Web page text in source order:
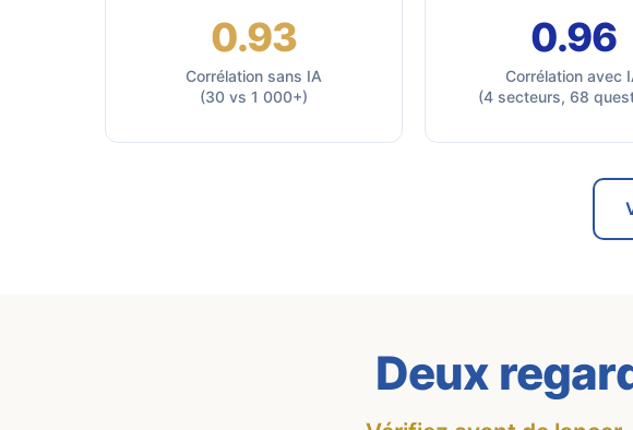
0.93
Corrélation sans IA
(30 vs 1 000+)
0.96
Corrélation avec
(4 secteurs, 68
Deux